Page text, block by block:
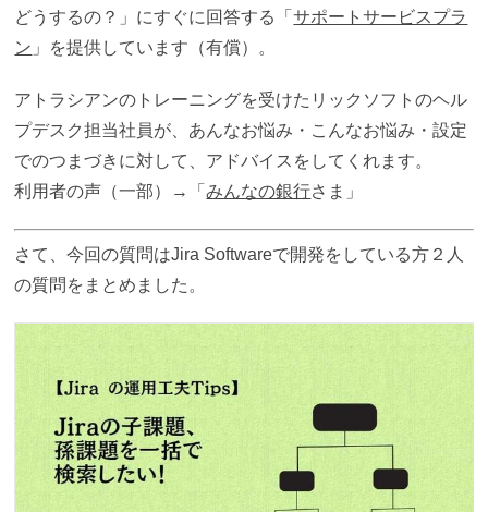
どうするの？」にすぐに回答する「サポートサービスプラ
ン 」を提供しています（有償）。
アトラシアンのトレーニングを受けたリックソフトのヘル
プデスク担当社員が、あんなお悩み・こんなお悩み・設定
でのつまづきに対して、アドバイスをしてくれます。
利用者の声（一部）→「みんなの銀行さま」
さて、今回の質問はJira Softwareで開発をしている方２人
の質問をまとめました。